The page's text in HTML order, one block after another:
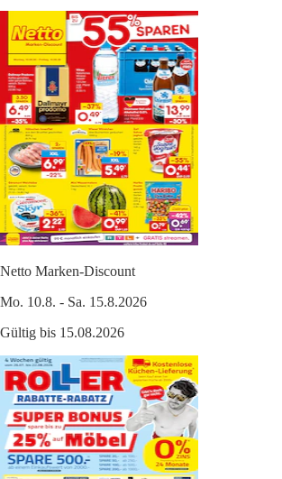
Netto Marken-Discount
Mo. 10.8. - Sa. 15.8.2026
Gültig bis 15.08.2026